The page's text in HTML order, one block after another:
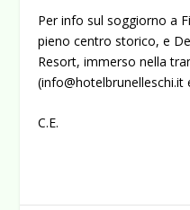
Per info sul soggiorno a
pieno centro storico, e
Resort, immerso nella
(info@hotelbrunelleschi.it
C.E.